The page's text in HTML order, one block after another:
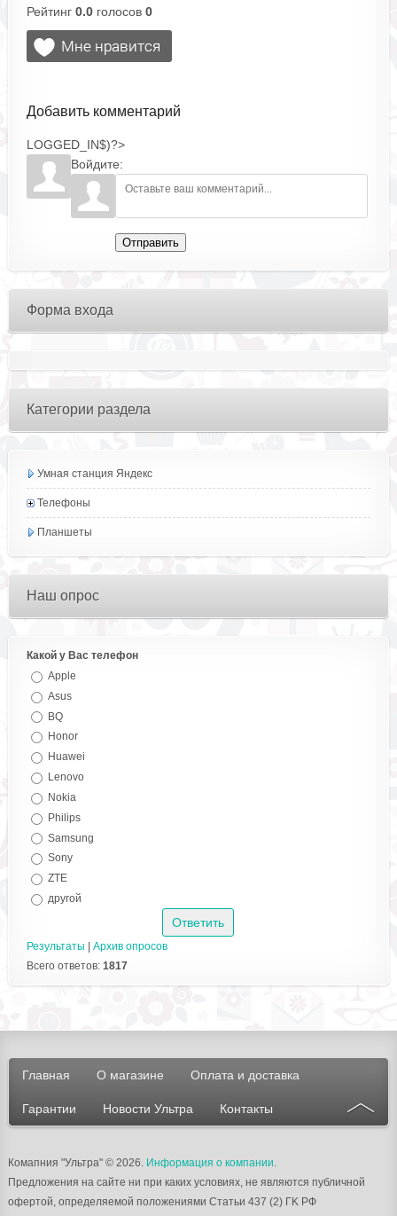
Рейтинг 0.0голосов 0
Добавить комментарий
LOGGED_IN$)?>
Войдите:
Отправить
Форма входа
Категории раздела
Умная станция Яндекс
Телефоны
Планшеты
Наш опрос
Какой у Вас телефон
Apple
Asus
BQ
Honor
Huawei
Lenovo
Nokia
Philips
Samsung
Sony
ZTE
другой
Результаты
Архив опросов
Всего ответов: 1817
Главная О магазине Оплата и доставка
Гарантии Новости Ультра Контакты
Комапния "Ультра"© 2026. Информация о компании.
Предложения на сайте ни при каких условиях, не являются публичной
офертой, определяемой положениями Статьи 437 (2) ГK РФ